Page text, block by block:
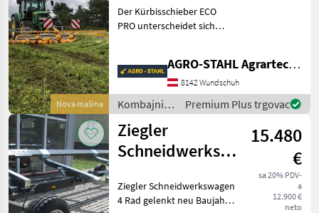
Nova mašina
Der Kürbisschieber ECO
PRO unterscheidet sich
Jedoch ermöglichen zwei
entgegenwirkende
Hydraulikzylinder sowie ein
hyd
AGRO-STAHL Agrartechnik und Stahlbau GmbH
8142 Wundschuh
Kombajni /
Agro-Stahl
Premium Plus trgovac
Ziegler
Schneidwerkswagen
Räder
15.480
€
sa 20% PDV-
a
12.900 €
neto
Ziegler Schneidwerkswagen
4 Rad gelenkt neu Baujahr